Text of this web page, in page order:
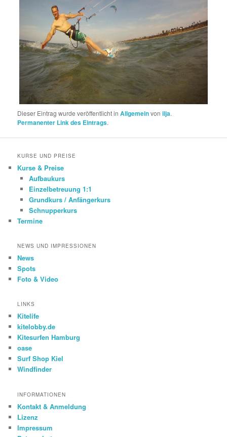
Dieser Eintrag wurde veröffentlicht inAllgemeinvonilja.
Permanenter Link des Eintrags.
KURSE UND PREISE
Kurse & Preise
Aufbaukurs
Einzelbetreuung 1:1
Grundkurs / Anfängerkurs
Schnupperkurs
Termine
NEWS UND IMPRESSIONEN
News
Spots
Foto & Video
LINKS
Kitelife
kitelobby.de
Kitesurfen Hamburg
oase
Surf Shop Kiel
Windfinder
INFORMATIONEN
Kontakt & Anmeldung
Lizenz
Impressum